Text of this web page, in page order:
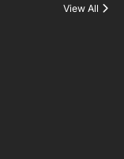
View All